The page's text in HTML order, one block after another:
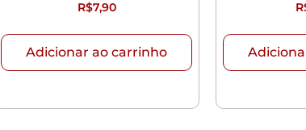
R$7,90
Adicionar ao carrinho